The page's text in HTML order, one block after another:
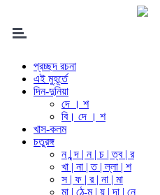
প্রচ্ছদ রচনা
এই মুহূর্তে
দিন-দুনিয়া
দে । শ
বি। দে । শ
খাস-কলম
চতুরঙ্গ
ন | ন্দ | ন | চ | ত্ব | র
খা | না | ত | ল্লা | শ
স | ফ | র | না | মা
মা | ঠে-ম | য় | দা | নে